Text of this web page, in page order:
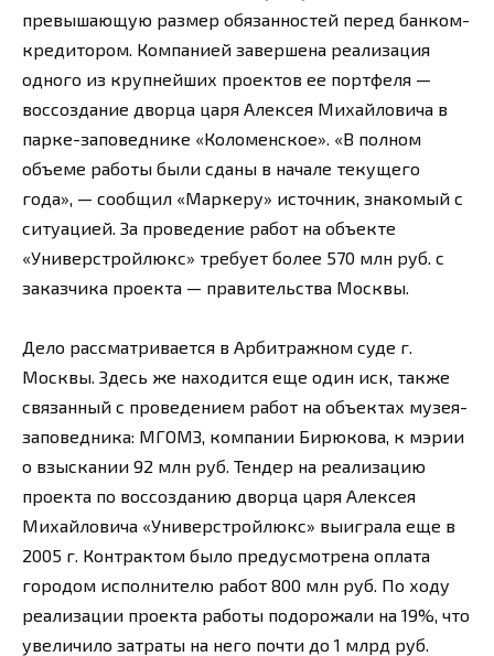
превышающую размер обязанностей перед банком-
кредитором. Компанией завершена реализация
одного из крупнейших проектов ее портфеля —
воссоздание дворца царя Алексея Михайловича в
парке-заповеднике «Коломенское». «В полном
объеме работы были сданы в начале текущего
года», — сообщил «Маркеру» источник, знакомый с
ситуацией. За проведение работ на объекте
«Универстройлюкс» требует более 570 млн руб. с
заказчика проекта — правительства Москвы.
Дело рассматривается в Арбитражном суде г.
Москвы. Здесь же находится еще один иск, также
связанный с проведением работ на объектах музея-
заповедника: МГОМЗ, компании Бирюкова, к мэрии
о взыскании 92 млн руб. Тендер на реализацию
проекта по воссозданию дворца царя Алексея
Михайловича «Универстройлюкс» выиграла еще в
2005 г. Контрактом было предусмотрена оплата
городом исполнителю работ 800 млн руб. По ходу
реализации проекта работы подорожали на 19%, что
увеличило затраты на него почти до 1 млрд руб.